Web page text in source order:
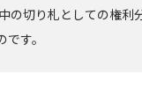
切り札としての権利――
す。